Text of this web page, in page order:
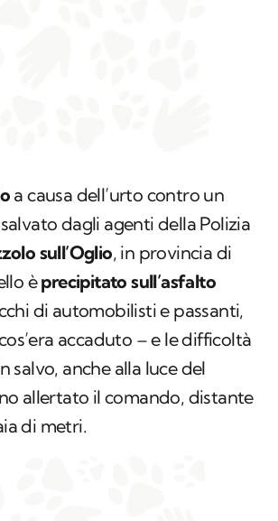
a causa dell’urto contro un
dagli agenti della Polizia
sull’Oglio, in provincia di
èprecipitato sull’asfalto
di automobilisti e passanti,
accaduto – e le difficoltà
salvo, anche alla luce del
allertato il comando, distante
di metri.